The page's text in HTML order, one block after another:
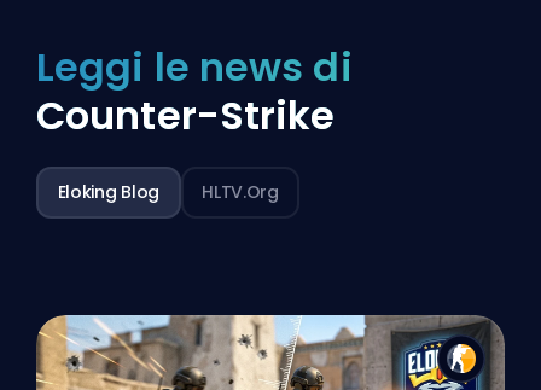
Leggi le news di
Counter-Strike
Eloking Blog HLTV.org